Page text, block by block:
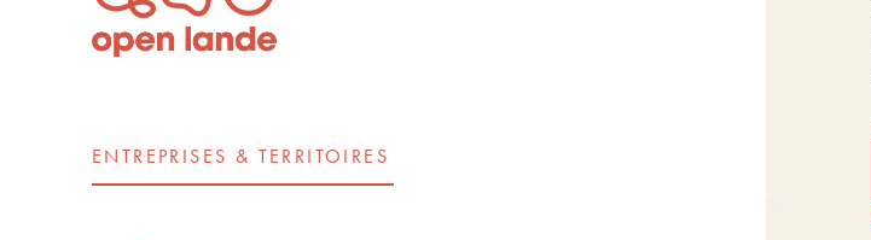
ENTREPRISES & TERRITOIRES